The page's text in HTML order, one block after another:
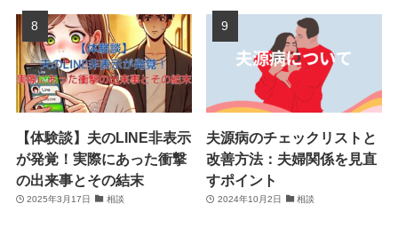
【体験談】夫のLINE非表示
が発覚！実際にあった衝撃
の出来事とその結末
2025年3月17日 相談
夫源病のチェックリストと
改善方法：夫婦関係を見直
すポイント
2024年10月2日 相談